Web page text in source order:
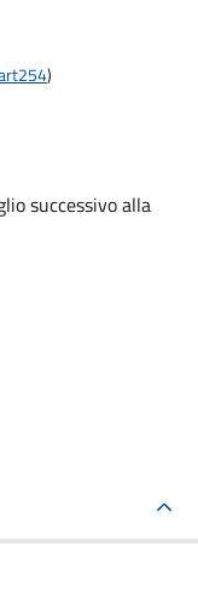
)
successivo alla